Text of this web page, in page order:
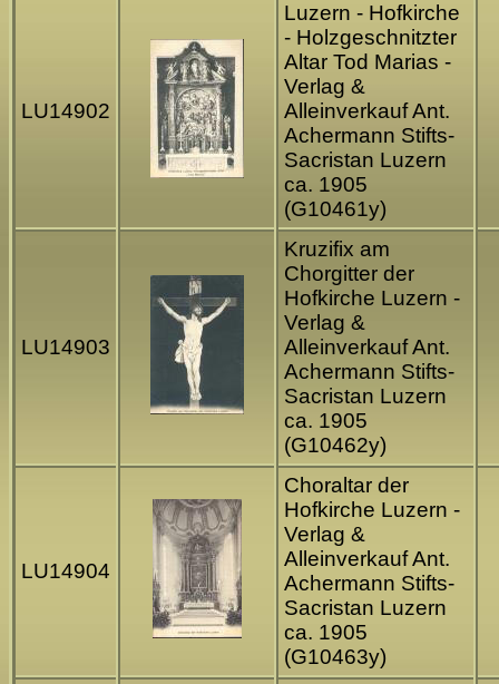
LU14902
Luzern - Hofkirche
- Holzgeschnitzter
Altar Tod Marias -
Verlag &
Alleinverkauf Ant.
Achermann Stifts-
Sacristan Luzern
ca. 1905
(G10461y)
LU14903
Kruzifix am
Chorgitter der
Hofkirche Luzern -
Verlag &
Alleinverkauf Ant.
Achermann Stifts-
Sacristan Luzern
ca. 1905
(G10462y)
LU14904
Choraltar der
Hofkirche Luzern -
Verlag &
Alleinverkauf Ant.
Achermann Stifts-
Sacristan Luzern
ca. 1905
(G10463y)